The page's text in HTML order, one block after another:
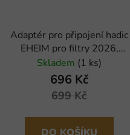
Adaptér pro připojení hadic
EHEIM pro filtry 2026,
2028, 2126, 2128
Skladem (1 ks)
696 Kč
699 Kč